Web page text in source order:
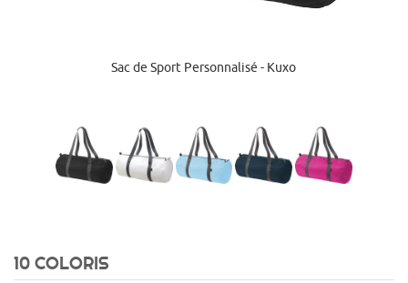
Sac de Sport Personnalisé - Kuxo
10 COLORIS